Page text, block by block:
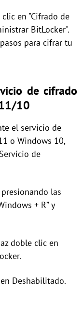
en "Cifrado de
BitLocker".
para cifrar tu
de cifrado
10
el servicio de
o Windows 10,
de
las
+ R” y
doble clic en
Deshabilitado.